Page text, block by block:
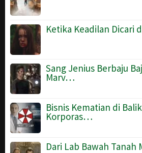
Ketika Keadilan Dicari
Sang Jenius Berbaju
Marv…
Bisnis Kematian di
Korporas…
Dari Lab Bawah Tanah